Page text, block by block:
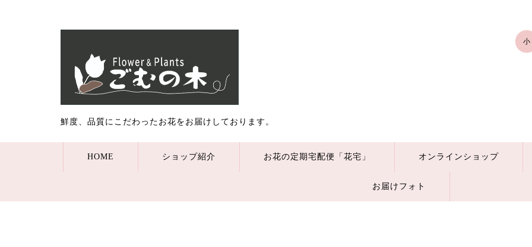
鮮度、品質にこだわったお花をお届けしております。
小
HOME ショップ紹介 お花の定期宅配便「花宅」 オンラインショップ
お届けフォト